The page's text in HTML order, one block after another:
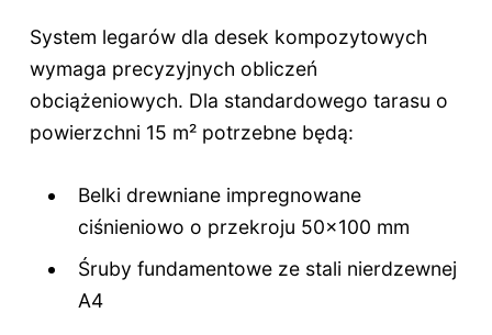
System legarów dla desek kompozytowych
wymaga precyzyjnych obliczeń
obciążeniowych. Dla standardowego tarasu o
powierzchni 15 m² potrzebne będą:
Belki drewniane impregnowane
ciśnieniowo o przekroju 50×100 mm
Śruby fundamentowe ze stali nierdzewnej
A4